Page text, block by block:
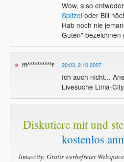
Wow, also
Spitzel oder Bill
Hab noch nie
Guten" bezeichnen
m**********r 20:03, 2.10.2007
Ich auch nicht...
Livesuche Lima-
Diskutiere mit und
kostenlos
lima-city: Gratis werbefreier